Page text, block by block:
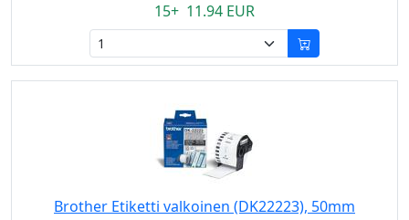
15+ 11.94 EUR
Brother Etiketti valkoinen (DK22223), 50mm